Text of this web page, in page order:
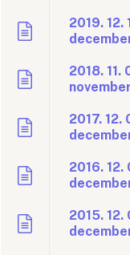
2019.
2018.
2017.
2016.
2015.